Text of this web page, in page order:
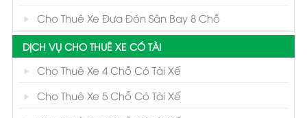
Cho Thuê Xe Đưa Đón Sân Bay 8 Chỗ
DỊCH VỤ CHO THUÊ XE CÓ TÀI
Cho Thuê Xe 4 Chỗ Có Tài Xế
Cho Thuê Xe 5 Chỗ Có Tài Xế